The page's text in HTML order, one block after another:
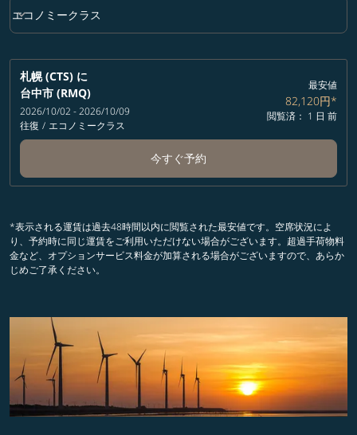
クラス option エコノミークラス Selected
エコノミークラス
keyboard_arrow_down
札幌 (CTS) に
台中市 (RMQ)
2026/10/02 - 2026/10/09
往復 / エコノミークラス
最安値
82,120円*
閲覧済： 1 日 前
今すぐ予約
*表示される運賃は過去48時間以内に閲覧された最安値です。空席状況によ
り、予約時に同じ運賃をご利用いただけない場合がございます。超過手荷物料
金など、オプションサービス料金が加算される場合がございますので、あらか
じめご了承ください。